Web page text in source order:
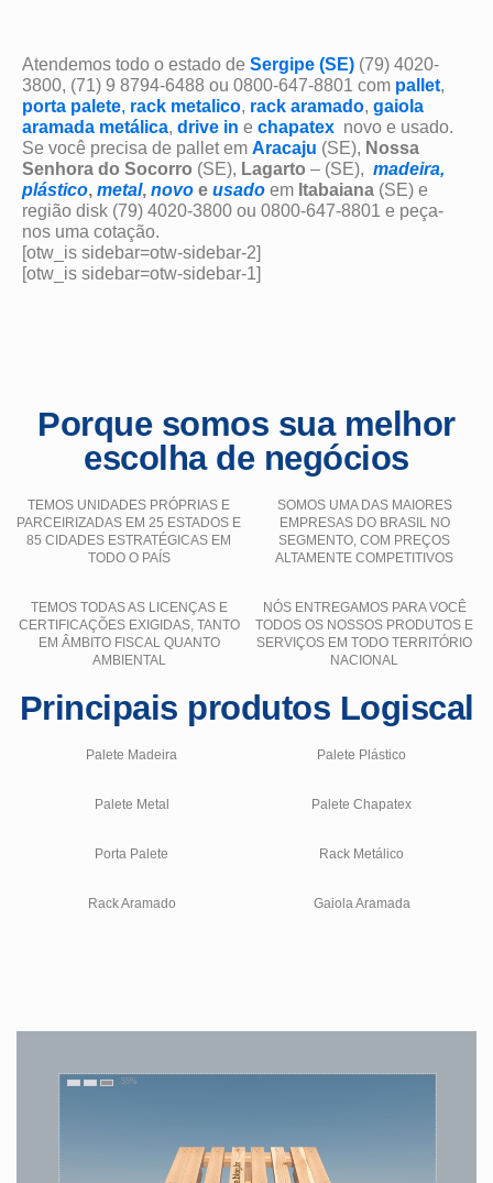
Atendemos todo o estado de Sergipe (SE) (79) 4020-
3800, (71) 9 8794-6488 ou 0800-647-8801 com pallet,
porta palete, rack metalico, rack aramado, gaiola
aramada metálica, drive in e chapatex novo e usado.
Se você precisa de pallet em Aracaju (SE), Nossa
Senhora do Socorro (SE), Lagarto – (SE), madeira,
plástico, metal, novo e usado em Itabaiana (SE) e
região disk (79) 4020-3800 ou 0800-647-8801 e peça-
nos uma cotação.
[otw_is sidebar=otw-sidebar-2]
[otw_is sidebar=otw-sidebar-1]
Porque somos sua melhor
escolha de negócios
TEMOS UNIDADES PRÓPRIAS E
PARCEIRIZADAS EM 25 ESTADOS E
85 CIDADES ESTRATÉGICAS EM
TODO O PAÍS
SOMOS UMA DAS MAIORES
EMPRESAS DO BRASIL NO
SEGMENTO, COM PREÇOS
ALTAMENTE COMPETITIVOS
TEMOS TODAS AS LICENÇAS E
CERTIFICAÇÕES EXIGIDAS, TANTO
EM ÂMBITO FISCAL QUANTO
AMBIENTAL
NÓS ENTREGAMOS PARA VOCÊ
TODOS OS NOSSOS PRODUTOS E
SERVIÇOS EM TODO TERRITÓRIO
NACIONAL
Principais produtos Logiscal
Palete Madeira Palete Plástico
Palete Metal Palete Chapatex
Porta Palete Rack Metálico
Rack Aramado Gaiola Aramada